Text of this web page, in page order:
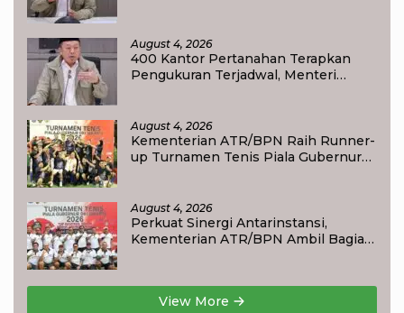
August 4, 2026
400 Kantor Pertanahan Terapkan
Pengukuran Terjadwal, Menteri
August 4, 2026
Kementerian ATR/BPN Raih Runner-
up Turnamen Tenis Piala Gubernur
August 4, 2026
Perkuat Sinergi Antarinstansi,
Kementerian ATR/BPN Ambil Bagian
View More